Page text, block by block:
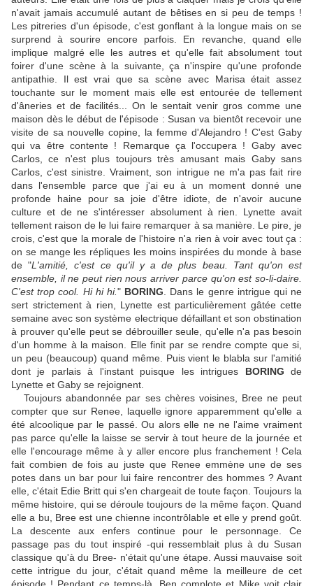
n'avait jamais accumulé autant de bêtises en si peu de temps !
Les pitreries d'un épisode, c'est gonflant à la longue mais on se
surprend à sourire encore parfois. En revanche, quand elle
implique malgré elle les autres et qu'elle fait absolument tout
foirer d'une scène à la suivante, ça n'inspire qu'une profonde
antipathie. Il est vrai que sa scène avec Marisa était assez
touchante sur le moment mais elle est entourée de tellement
d'âneries et de facilités... On le sentait venir gros comme une
maison dès le début de l'épisode : Susan va bientôt recevoir une
visite de sa nouvelle copine, la femme d'Alejandro ! C'est Gaby
qui va être contente ! Remarque ça l'occupera ! Gaby avec
Carlos, ce n'est plus toujours très amusant mais Gaby sans
Carlos, c'est sinistre. Vraiment, son intrigue ne m'a pas fait rire
dans l'ensemble parce que j'ai eu à un moment donné une
profonde haine pour sa joie d'être idiote, de n'avoir aucune
culture et de ne s'intéresser absolument à rien. Lynette avait
tellement raison de le lui faire remarquer à sa manière. Le pire, je
crois, c'est que la morale de l'histoire n'a rien à voir avec tout ça :
on se mange les répliques les moins inspirées du monde à base
de "L'amitié, c'est ce qu'il y a de plus beau. Tant qu'on est
ensemble, il ne peut rien nous arriver parce qu'on est so-li-daire.
C'est trop cool. Hi hi hi." BORING . Dans le genre intrigue qui ne
sert strictement à rien, Lynette est particulièrement gâtée cette
semaine avec son système electrique défaillant et son obstination
à prouver qu'elle peut se débrouiller seule, qu'elle n'a pas besoin
d'un homme à la maison. Elle finit par se rendre compte que si,
un peu (beaucoup) quand même. Puis vient le blabla sur l'amitié
dont je parlais à l'instant puisque les intrigues BORING de
Lynette et Gaby se rejoignent.
Toujours abandonnée par ses chères voisines, Bree ne peut
compter que sur Renee, laquelle ignore apparemment qu'elle a
été alcoolique par le passé. Ou alors elle ne ne l'aime vraiment
pas parce qu'elle la laisse se servir à tout heure de la journée et
elle l'encourage même à y aller encore plus franchement ! Cela
fait combien de fois au juste que Renee emmène une de ses
potes dans un bar pour lui faire rencontrer des hommes ? Avant
elle, c'était Edie Britt qui s'en chargeait de toute façon. Toujours la
même histoire, qui se déroule toujours de la même façon. Quand
elle a bu, Bree est une chienne incontrôlable et elle y prend goût.
La descente aux enfers continue pour le personnage. Ce
passage pas du tout inspiré -qui ressemblait plus à du Susan
classique qu'à du Bree- n'était qu'une étape. Aussi mauvaise soit
cette intrigue du jour, c'était quand même la meilleure de cet